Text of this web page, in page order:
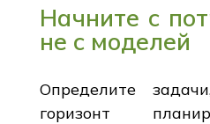
Начните с
не с моделей
Определите
горизонт